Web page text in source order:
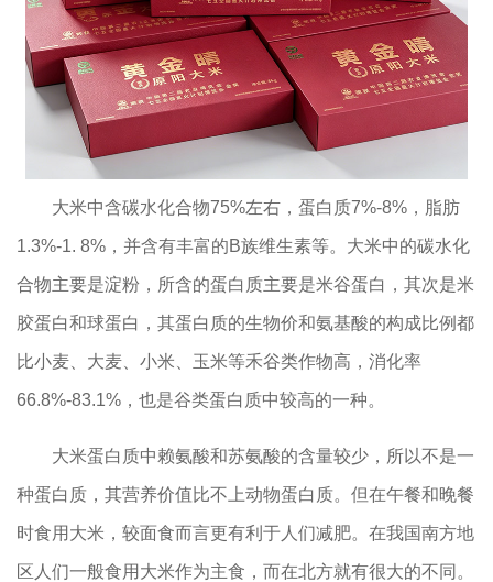
大米中含碳水化合物75%左右，蛋白质7%-8%，脂肪
1.3%-1. 8%，并含有丰富的B族维生素等。大米中的碳水化
合物主要是淀粉，所含的蛋白质主要是米谷蛋白，其次是米
胶蛋白和球蛋白，其蛋白质的生物价和氨基酸的构成比例都
比小麦、大麦、小米、玉米等禾谷类作物高，消化率
66.8%-83.1%，也是谷类蛋白质中较高的一种。
大米蛋白质中赖氨酸和苏氨酸的含量较少，所以不是一
种蛋白质，其营养价值比不上动物蛋白质。但在午餐和晚餐
时食用大米，较面食而言更有利于人们减肥。在我国南方地
区人们一般食用大米作为主食，而在北方就有很大的不同。